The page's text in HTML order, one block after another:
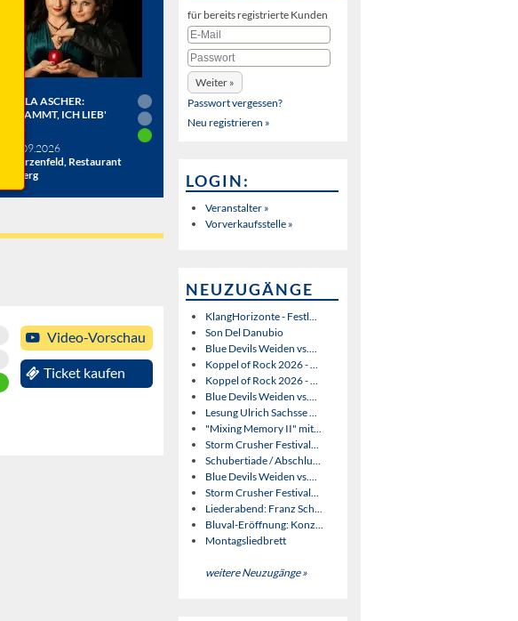
ANGELA ASCHER:
VERDAMMT, ICH LIEB'
Sa 19.09.2026
Schwarzenfeld, Restaurant
Miesberg
Video-Vorschau
Ticket kaufen
für bereits registrierte Kunden
Passwort vergessen?
Neu registrieren »
LOGIN:
Veranstalter »
Vorverkaufsstelle »
NEUZUGÄNGE
KlangHorizonte - Festl...
Son Del Danubio
Blue Devils Weiden vs....
Koppel of Rock 2026 - ...
Koppel of Rock 2026 - ...
Blue Devils Weiden vs....
Lesung Ulrich Sachsse ...
"Mixing Memory II" mit...
Storm Crusher Festival...
Schubertiade / Abschlu...
Blue Devils Weiden vs....
Storm Crusher Festival...
Liederabend: Franz Sch...
Bluval-Eröffnung: Konz...
Montagsliedbrett
weitere Neuzugänge »